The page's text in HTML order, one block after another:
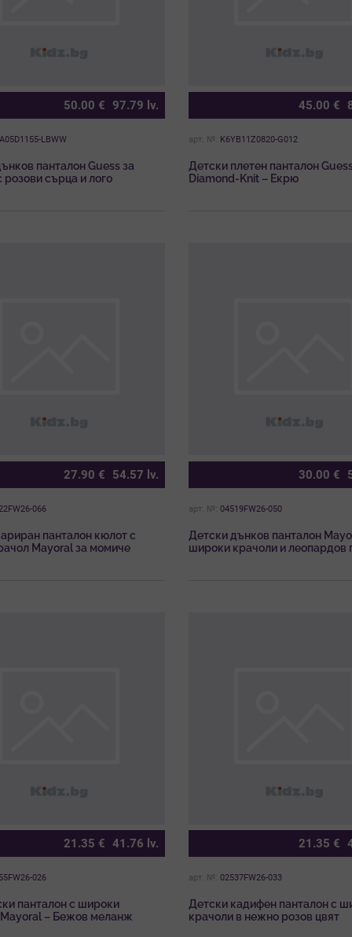
50.00 € 97.79 lv.
LBWW
панталон Guess за
сърца и лого
45.00€
арт. №: K6YB11Z0820-G012
Детски плетен панталон
Diamond-Knit – Екрю
27.90 € 54.57 lv.
066
панталон кюлот с
Mayoral за момиче
30.00€
арт. №: 04519FW26-050
Детски дънков панталон
широки крачоли и леопардов
21.35 € 41.76 lv.
026
панталон с широки
– Бежов меланж
21.35€
арт. №: 02537FW26-033
Детски кадифен панталон с
крачоли в нежно розов цвят